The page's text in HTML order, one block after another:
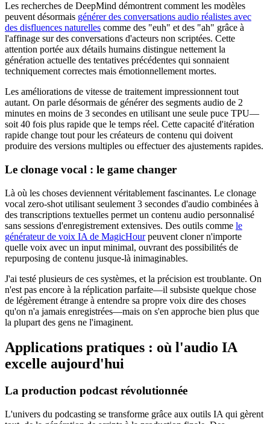
Les recherches de DeepMind démontrent comment les modèles
peuvent désormais générer des conversations audio réalistes avec
des disfluences naturelles comme des "euh" et des "ah" grâce à
l'affinage sur des conversations d'acteurs non scriptées. Cette
attention portée aux détails humains distingue nettement la
génération actuelle des tentatives précédentes qui sonnaient
techniquement correctes mais émotionnellement mortes.
Les améliorations de vitesse de traitement impressionnent tout
autant. On parle désormais de générer des segments audio de 2
minutes en moins de 3 secondes en utilisant une seule puce TPU—
soit 40 fois plus rapide que le temps réel. Cette capacité d'itération
rapide change tout pour les créateurs de contenu qui doivent
produire des versions multiples ou effectuer des ajustements rapides.
Le clonage vocal : le game changer
Là où les choses deviennent véritablement fascinantes. Le clonage
vocal zero-shot utilisant seulement 3 secondes d'audio combinées à
des transcriptions textuelles permet un contenu audio personnalisé
sans sessions d'enregistrement extensives. Des outils comme le
générateur de voix IA de MagicHourpeuvent cloner n'importe
quelle voix avec un input minimal, ouvrant des possibilités de
repurposing de contenu jusque-là inimaginables.
J'ai testé plusieurs de ces systèmes, et la précision est troublante. On
n'est pas encore à la réplication parfaite—il subsiste quelque chose
de légèrement étrange à entendre sa propre voix dire des choses
qu'on n'a jamais enregistrées—mais on s'en approche bien plus que
la plupart des gens ne l'imaginent.
Applications pratiques : où l'audio IA
excelle aujourd'hui
La production podcast révolutionnée
L'univers du podcasting se transforme grâce aux outils IA qui gèrent